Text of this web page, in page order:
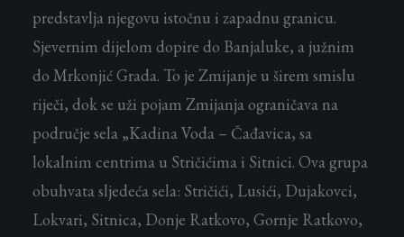
predstavlja njegovu istočnu i zapadnu granicu.
Sjevernim dijelom dopire do Banjaluke, a južnim
do Mrkonjić Grada. To je Zmijanje u širem smislu
riječi, dok se uži pojam Zmijanja ograničava na
područje sela „Kadina Voda – Čađavica, sa
lokalnim centrima u Stričićima i Sitnici. Ova grupa
obuhvata sljedeća sela: Stričići, Lusići, Dujakovci,
Lokvari, Sitnica, Donje Ratkovo, Gornje Ratkovo,